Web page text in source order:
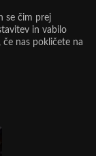
se čim prej
in vabilo
nas pokličete na